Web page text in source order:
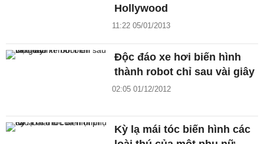
Hollywood
11:22 05/01/2013
Độc đáo xe hơi biến hình
thành robot chỉ sau vài giây
02:05 01/12/2012
Kỳ lạ mái tóc biến hình các